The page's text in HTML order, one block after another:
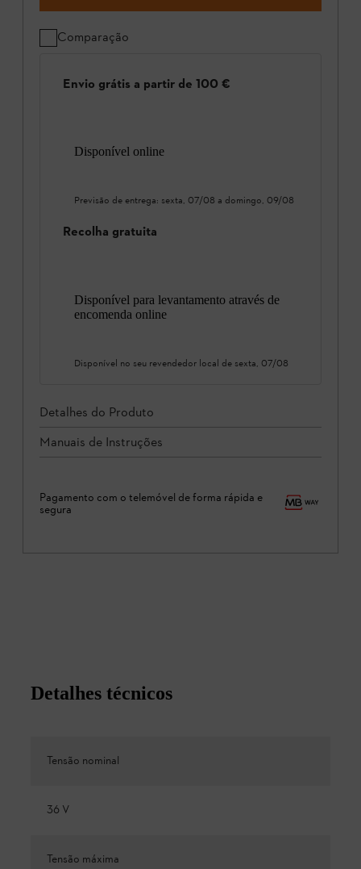
Comparação
Envio grátis a partir de 100 €
Disponível online
Previsão de entrega: sexta, 07/08 a domingo, 09/08
Recolha gratuita
Disponível para levantamento através de
encomenda online
Disponível no seu revendedor local de sexta, 07/08
Detalhes do Produto
Manuais de Instruções
Pagamento com o telemóvel de forma rápida e
segura
Detalhes técnicos
Tensão nominal
36 V
Tensão máxima